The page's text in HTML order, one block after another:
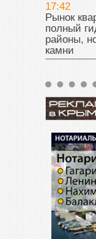
17:42
Рынок
полный
районы,
камни